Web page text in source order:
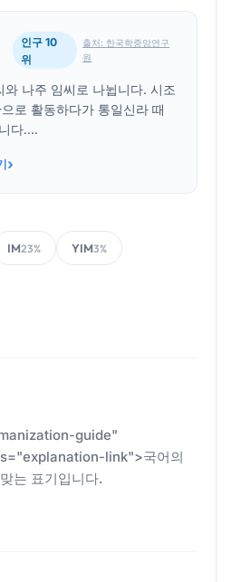
인구 10
위
출처: 한국학중앙연구
원
와 나주 임씨로 나뉩니다. 시조
로 활동하다가 통일신라 때
다....
›
IM23% YIM3%
guide"
link">국어의
는 표기입니다.